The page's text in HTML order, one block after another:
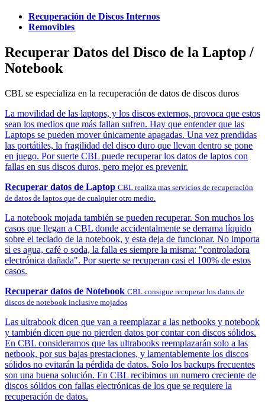
Recuperación de Discos Internos
Removibles
Recuperar Datos del Disco de la Laptop /
Notebook
CBL se especializa en la recuperación de datos de discos duros
La movilidad de las laptops, y los discos externos, provoca que estos
sean los medios que más fallan sufren. Hay que entender que las
Laptops se pueden mover únicamente apagadas. Una vez prendidas
las portátiles, la fragilidad del disco duro que llevan dentro se pone
en juego. Por suerte CBL puede recuperar los datos de laptos con
fallas en sus discos duros, pero mejor es prevenir.
Recuperar datos de Laptop CBL realiza mas servicios de recuperación
de datos de laptos que de cualquier otro medio.
La notebook mojada también se pueden recuperar. Son muchos los
casos que llegan a CBL donde accidentalmente se derrama líquido
sobre el teclado de la notebook, y esta deja de funcionar. No importa
si es agua, café o soda, la falla es siempre la misma: "controladora
electrónica dañada". Por suerte se recuperan casi el 100% de estos
casos.
Recuperar datos de Notebook CBL consigue recuperar los datos de
discos de notebook inclusive mojados
Las ultrabook dicen que van a reemplazar a las netbooks y notebook
y también dicen que no pierden datos por contar con discos sólidos.
En CBL consideramos que las ultrabooks reemplazarán solo a las
netbook, por sus bajas prestaciones, y lamentablemente los discos
sólidos no evitarán la pérdida de datos. Solo los backups frecuentes
son una buena solución. En CBL recibimos un numero creciente de
discos sólidos con fallas electrónicas de los que se requiere la
recuperación de datos.